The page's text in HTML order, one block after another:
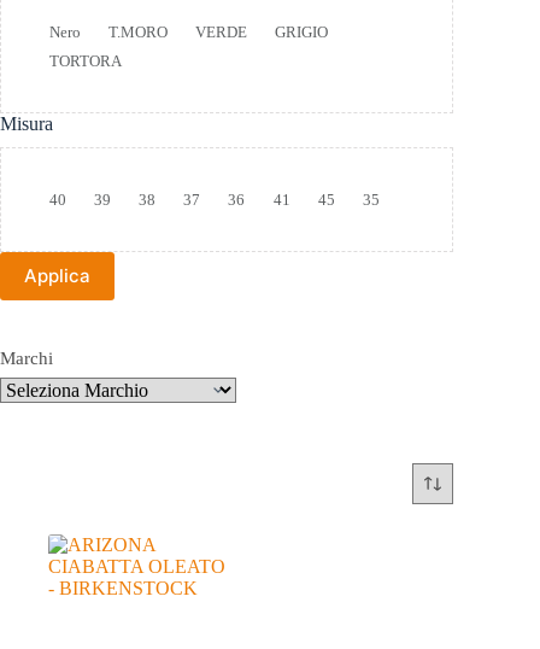
Colore
Nero T.MORO VERDE
GRIGIO
TORTORA
Misura
Taglia
40 39 38 37 36 41 45 35
Applica
Marchi